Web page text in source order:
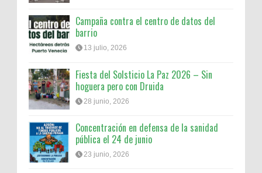
Campaña contra el centro de datos del
barrio
13 julio, 2026
Fiesta del Solsticio La Paz 2026 – Sin
hoguera pero con Druida
28 junio, 2026
Concentración en defensa de la sanidad
pública el 24 de junio
23 junio, 2026